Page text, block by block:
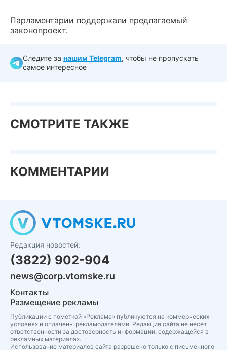
Парламентарии поддержали предлагаемый
законопроект.
Следите за нашим Telegram, чтобы не пропускать
самое интересное
СМОТРИТЕ ТАКЖЕ
КОММЕНТАРИИ
Редакция новостей:
(3822) 902-904
news@corp.vtomske.ru
Контакты
Размещение рекламы
Публикации с пометкой «Реклама» публикуются на коммерческих
условиях и оплачены рекламодателями. Редакция сайта не несет
ответственности за достоверность информации, содержащейся в
рекламных материалах.
Использование материалов сайта разрешено только с письменного